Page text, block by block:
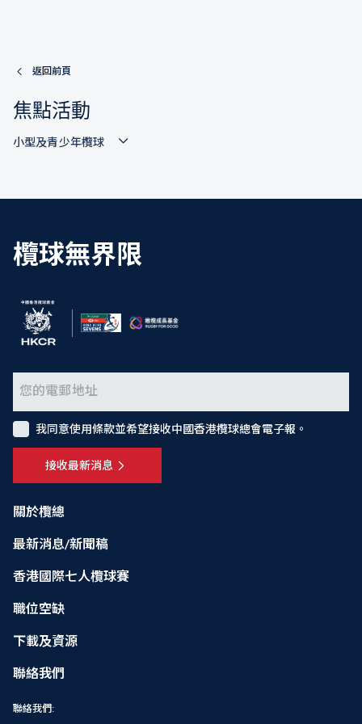
返回前頁
焦點活動
小型及青少年欖球
欖球無界限
關於欖總
最新消息/新聞稿
香港國際七人欖球賽
職位空缺
下載及資源
聯絡我們
聯絡我們:
接收最新消息
我同意使用條款並希望接收中國香港欖球總會電子報。